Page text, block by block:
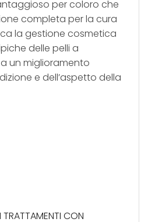
per coloro che
completa per la cura
la gestione cosmetica
delle pelli a
un miglioramento
e dell’aspetto della
TRATTAMENTI CON